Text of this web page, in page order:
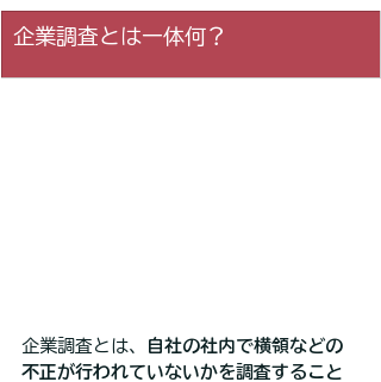
企業調査とは一体何？
企業調査とは、
自社の社内で横領などの
不正が行われていないかを調査すること